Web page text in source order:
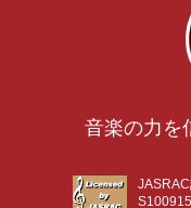
音楽の力を
JASRAC